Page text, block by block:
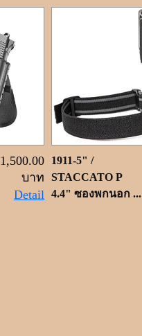
1,500.00
บาท
Detail
1911-5" /
STACCATO P
4.4" ซองพกนอก ...